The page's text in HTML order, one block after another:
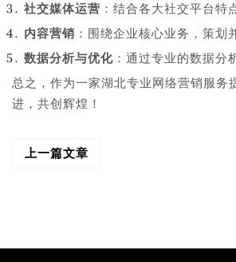
社交媒体运营 ：结合各大社交平台特
内容营销 ：围绕企业核心业务，策划
数据分析与优化 ：通过专业的数据分
总之，作为一家湖北专业网络营销服
进，共创辉煌！
文
上一篇文章